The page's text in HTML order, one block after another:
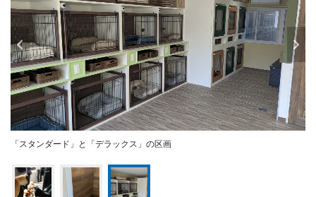
「スタンダード」と「デラックス」の区画